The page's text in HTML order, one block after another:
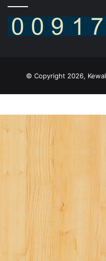
© Copyright 2026,